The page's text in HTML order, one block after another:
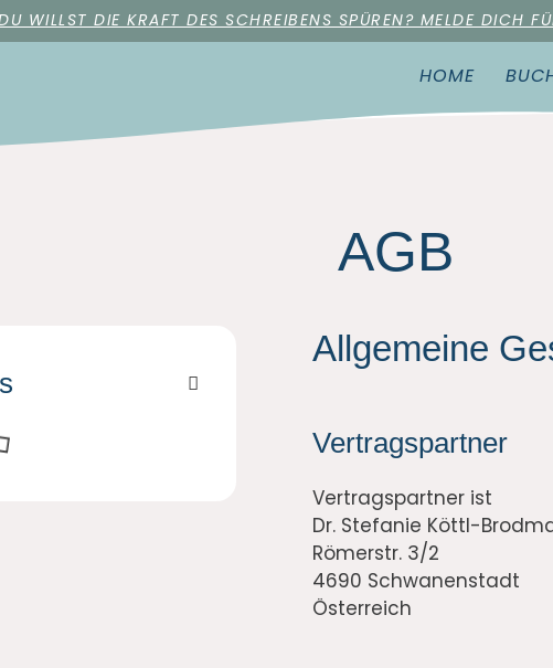
WILLST DIE KRAFT DES SCHREIBENS SPÜREN? MELDE DICH
HOME
AGB
Allgemeine
Vertragspartner
Vertragspartner ist
Dr. Stefanie Köttl-
Römerstr. 3/2
4690 Schwanenstadt
Österreich